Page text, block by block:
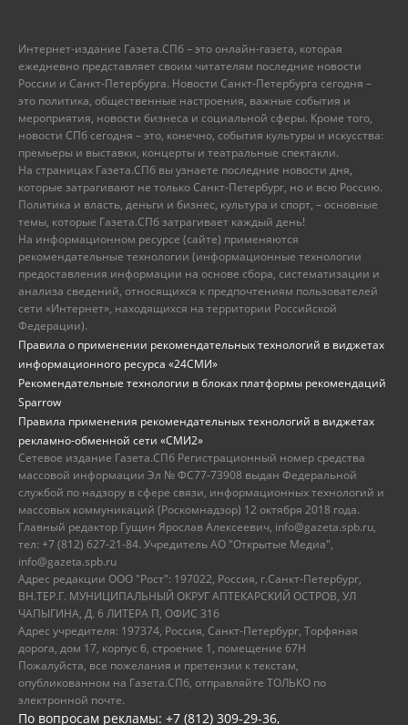
Интернет-издание Газета.СПб – это онлайн-газета, которая
ежедневно представляет своим читателям последние новости
России и Санкт-Петербурга. Новости Санкт-Петербурга сегодня –
это политика, общественные настроения, важные события и
мероприятия, новости бизнеса и социальной сферы. Кроме того,
новости СПб сегодня – это, конечно, события культуры и искусства:
премьеры и выставки, концерты и театральные спектакли.
На страницах Газета.СПб вы узнаете последние новости дня,
которые затрагивают не только Санкт-Петербург, но и всю Россию.
Политика и власть, деньги и бизнес, культура и спорт, – основные
темы, которые Газета.СПб затрагивает каждый день!
На информационном ресурсе (сайте) применяются
рекомендательные технологии (информационные технологии
предоставления информации на основе сбора, систематизации и
анализа сведений, относящихся к предпочтениям пользователей
сети «Интернет», находящихся на территории Российской
Федерации).
Правила о применении рекомендательных технологий в виджетах
информационного ресурса «24СМИ»
Рекомендательные технологии в блоках платформы рекомендаций
Sparrow
Правила применения рекомендательных технологий в виджетах
рекламно-обменной сети «СМИ2»
Сетевое издание Газета.СПб Регистрационный номер средства
массовой информации Эл № ФС77-73908 выдан Федеральной
службой по надзору в сфере связи, информационных технологий и
массовых коммуникаций (Роскомнадзор) 12 октября 2018 года.
Главный редактор Гущин Ярослав Алексеевич, info@gazeta.spb.ru,
тел: +7 (812) 627-21-84. Учредитель АО "Открытые Медиа",
info@gazeta.spb.ru
Адрес редакции ООО "Рост": 197022, Россия, г.Санкт-Петербург,
ВН.ТЕР.Г. МУНИЦИПАЛЬНЫЙ ОКРУГ АПТЕКАРСКИЙ ОСТРОВ, УЛ
ЧАПЫГИНА, Д. 6 ЛИТЕРА П, ОФИС 316
Адрес учредителя: 197374, Россия, Санкт-Петербург, Торфяная
дорога, дом 17, корпус 6, строение 1, помещение 67Н
Пожалуйста, все пожелания и претензии к текстам,
опубликованном на Газета.СПб, отправляйте ТОЛЬКО по
электронной почте.
По вопросам рекламы: +7 (812) 309-29-36,